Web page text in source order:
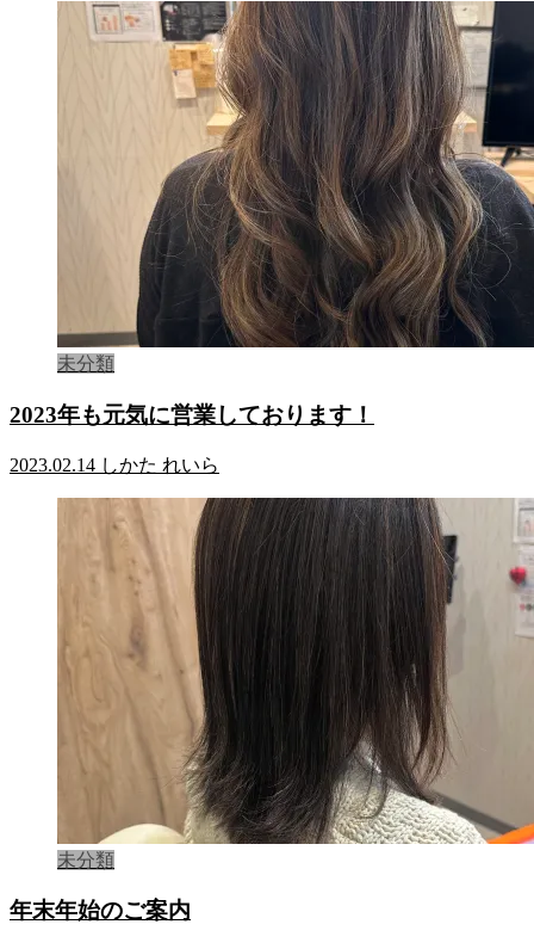
未分類
2023年も元気に営業しております！
2023.02.14 しかた れいら
未分類
年末年始のご案内